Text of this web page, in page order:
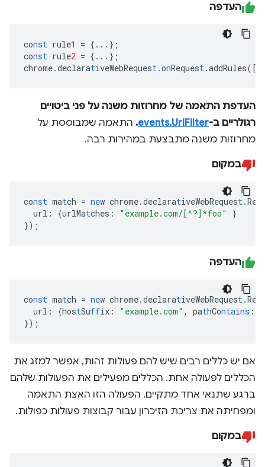
העדפה
const rule1 = { ... } ;
const rule2 = { ... } ;
chrome.declarativeWebRequest.onRequest.addRules( [
העדפת התאמה של מחרוזות משנה על פני ביטויים
רגולריים ב-events.UrlFilter
. התאמה שמבוססת על
מחרוזות משנה מתבצעת במהירות רבה.
במקום
const match = new chrome.declarativeWebRequest
url : {urlMatches : "example.com/[^?]*foo"
}
});
העדפה
const match = new chrome.declarativeWebRequest
url : {hostSuffix : "example.com" , pathContains :
});
אם יש כללים רבים שיש להם פעולות זהות, אפשר למזג את
הכללים לפעולה אחת. הכללים מפעילים את הפעולות שלהם
ברגע שתנאי אחד מתקיים. הפעולה הזו האצת התאמה
ומפחיתה את צריכת הזיכרון עבור קבוצות פעולות כפולות.
במקום